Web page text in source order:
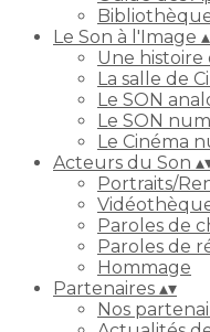
Le Son à l'Image ▴
Une histoire
La salle de
Le SON
Le SON
Le Cinéma
Acteurs du Son ▴
Portraits/
Paroles de
Paroles de
Hommage
Partenaires ▴▾
Nos